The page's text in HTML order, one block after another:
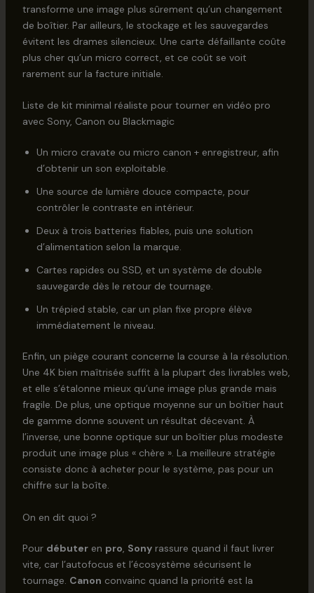
transforme une image plus sûrement qu’un changement
de boîtier. Par ailleurs, le stockage et les sauvegardes
évitent les drames silencieux. Une carte défaillante coûte
plus cher qu’un micro correct, et ce coût se voit
rarement sur la facture initiale.
Liste de kit minimal réaliste pour tourner en vidéo pro
avec Sony, Canon ou Blackmagic
Un micro cravate ou micro canon + enregistreur, afin
d’obtenir un son exploitable.
Une source de lumière douce compacte, pour
contrôler le contraste en intérieur.
Deux à trois batteries fiables, puis une solution
d’alimentation selon la marque.
Cartes rapides ou SSD, et un système de double
sauvegarde dès le retour de tournage.
Un trépied stable, car un plan fixe propre élève
immédiatement le niveau.
Enfin, un piège courant concerne la course à la résolution.
Une 4K bien maîtrisée suffit à la plupart des livrables web,
et elle s’étalonne mieux qu’une image plus grande mais
fragile. De plus, une optique moyenne sur un boîtier haut
de gamme donne souvent un résultat décevant. À
l’inverse, une bonne optique sur un boîtier plus modeste
produit une image plus « chère ». La meilleure stratégie
consiste donc à acheter pour le système, pas pour un
chiffre sur la boîte.
On en dit quoi ?
Pour débuteren pro Sonyrassure quand il faut livrer
vite, car l’autofocus et l’écosystème sécurisent le
tournage. Canon convainc quand la priorité est la